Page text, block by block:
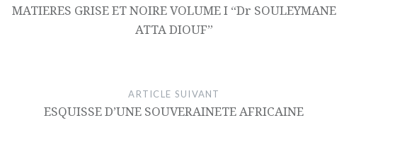
MATIERES GRISE ET NOIRE VOLUME I “Dr SOULEYMANE
ATTA DIOUF”
ARTICLE SUIVANT
ESQUISSE D’UNE SOUVERAINETE AFRICAINE